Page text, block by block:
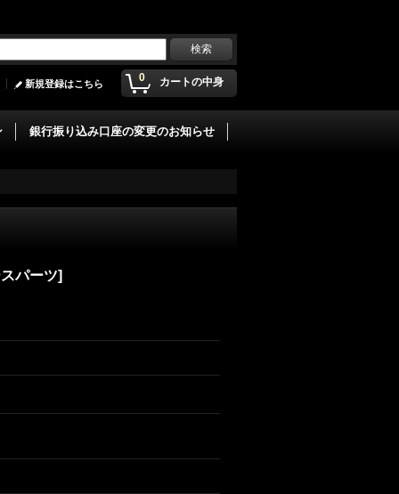
0 カートの中身
新規登録はこちら
銀行振り込み口座の変更のお知らせ
パーツ]